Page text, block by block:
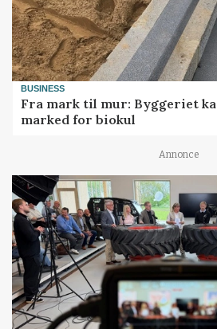
BUSINESS
Fra mark til mur: Byggeriet
marked for biokul
Annonce